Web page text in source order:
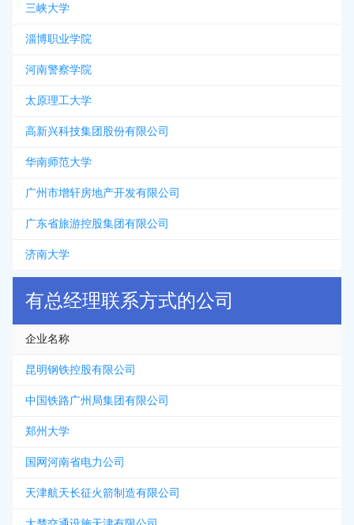
三峡大学
淄博职业学院
河南警察学院
太原理工大学
高新兴科技集团股份有限公司
华南师范大学
广州市增轩房地产开发有限公司
广东省旅游控股集团有限公司
济南大学
有总经理联系方式的公司
企业名称
昆明钢铁控股有限公司
中国铁路广州局集团有限公司
郑州大学
国网河南省电力公司
天津航天长征火箭制造有限公司